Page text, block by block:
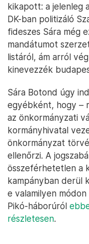
kikapott: a jelenleg
DK-ban politizáló
fideszes Sára még
mandátumot
listáról, ám arról
kinevezzék
Sára Botond úgy
egyébként, hogy –
az önkormányzati
kormányhivatal
önkormányzat
ellenőrzi. A
összeférhetetlen a
kampányban derül
e valamilyen módon
Pikó-háborúról
részletesen.